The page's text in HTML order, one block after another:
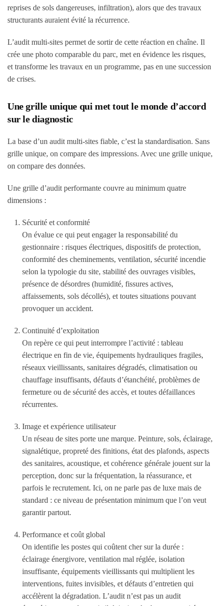
reprises de sols dangereuses, infiltration), alors que des travaux
structurants auraient évité la récurrence.
L’audit multi-sites permet de sortir de cette réaction en chaîne. Il
crée une photo comparable du parc, met en évidence les risques,
et transforme les travaux en un programme, pas en une succession
de crises.
Une grille unique qui met tout le monde d’accord
sur le diagnostic
La base d’un audit multi-sites fiable, c’est la standardisation. Sans
grille unique, on compare des impressions. Avec une grille unique,
on compare des données.
Une grille d’audit performante couvre au minimum quatre
dimensions :
Sécurité et conformité
On évalue ce qui peut engager la responsabilité du
gestionnaire : risques électriques, dispositifs de protection,
conformité des cheminements, ventilation, sécurité incendie
selon la typologie du site, stabilité des ouvrages visibles,
présence de désordres (humidité, fissures actives,
affaissements, sols décollés), et toutes situations pouvant
provoquer un accident.
Continuité d’exploitation
On repère ce qui peut interrompre l’activité : tableau
électrique en fin de vie, équipements hydrauliques fragiles,
réseaux vieillissants, sanitaires dégradés, climatisation ou
chauffage insuffisants, défauts d’étanchéité, problèmes de
fermeture ou de sécurité des accès, et toutes défaillances
récurrentes.
Image et expérience utilisateur
Un réseau de sites porte une marque. Peinture, sols, éclairage,
signalétique, propreté des finitions, état des plafonds, aspects
des sanitaires, acoustique, et cohérence générale jouent sur la
perception, donc sur la fréquentation, la réassurance, et
parfois le recrutement. Ici, on ne parle pas de luxe mais de
standard : ce niveau de présentation minimum que l’on veut
garantir partout.
Performance et coût global
On identifie les postes qui coûtent cher sur la durée :
éclairage énergivore, ventilation mal réglée, isolation
insuffisante, équipements vieillissants qui multiplient les
interventions, fuites invisibles, et défauts d’entretien qui
accélèrent la dégradation. L’audit n’est pas un audit